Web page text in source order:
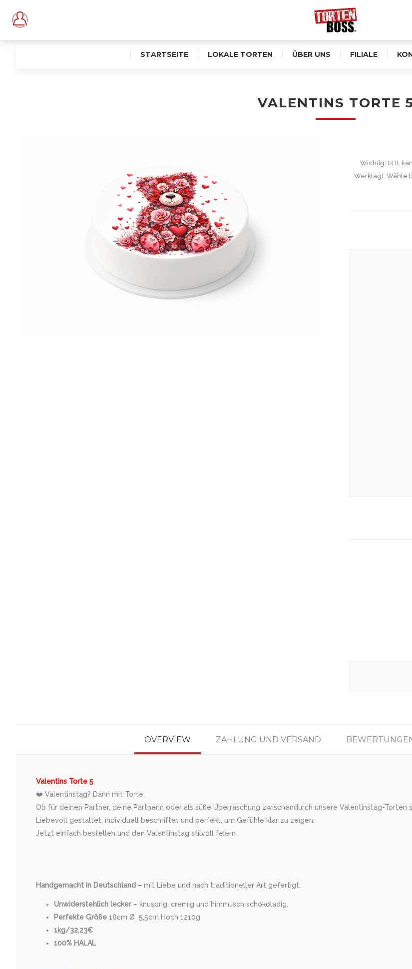
STARTSEITE LOKALE TORTEN ÜBER UNS FILIALE
VALENTINS TORTE 5
Wichtig: DHL
Werktag). Wähle
OVERVIEW ZAHLUNG UND VERSAND
Valentins Torte 5
❤️ Valentinstag? Dann mit Torte.
Ob für deinen Partner, deine Partnerin oder als süße Überraschung zwischendurch unsere Valentinstag-Torten
Liebevoll gestaltet, individuell beschriftet und perfekt, um Gefühle klar zu zeigen.
Jetzt einfach bestellen und den Valentinstag stilvoll feiern.
Handgemacht in Deutschland – mit Liebe und nach traditioneller Art gefertigt.
Unwiderstehlich lecker– knusprig, cremig und himmlisch schokoladig.
Perfekte Größe 18cm Ø 5,5cm Hoch 1210g
1kg/32,23€
100% HALAL